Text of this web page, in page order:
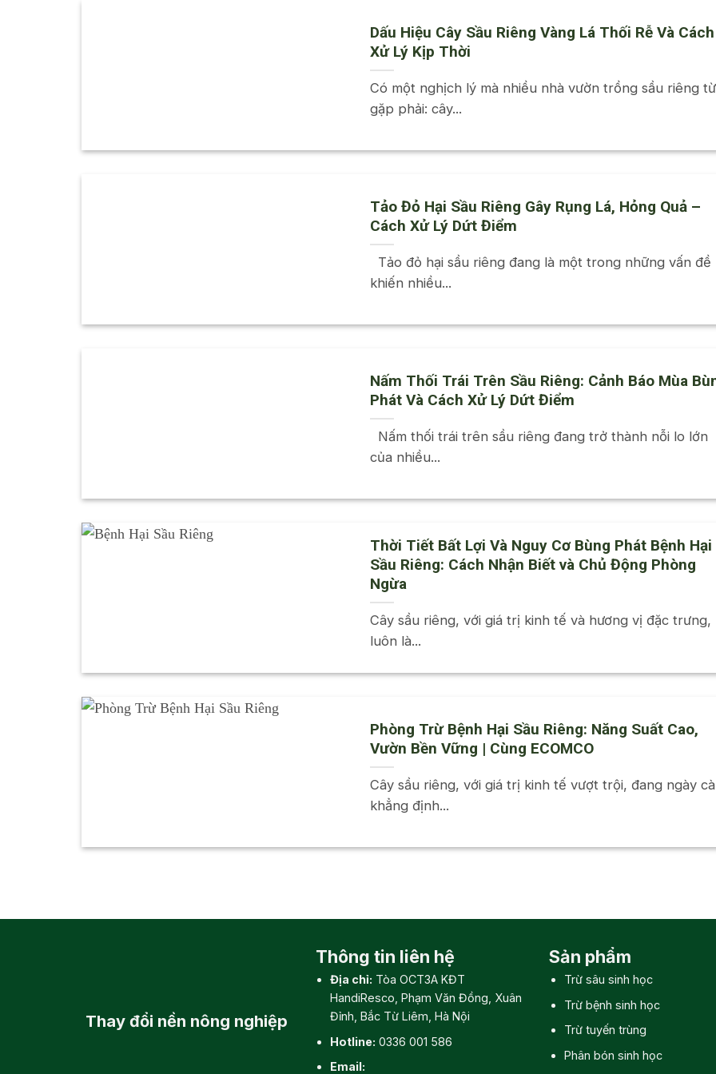
Dấu Hiệu Cây Sầu Riêng Vàng Lá Thối Rễ Và Cách
Xử Lý Kịp Thời
Có một nghịch lý mà nhiều nhà vườn trồng sầu riêng
gặp phải: cây...
Tảo Đỏ Hại Sầu Riêng Gây Rụng Lá, Hỏng Quả –
Cách Xử Lý Dứt Điểm
Tảo đỏ hại sầu riêng đang là một trong những vấn đề
khiến nhiều...
Nấm Thối Trái Trên Sầu Riêng: Cảnh Báo Mùa
Phát Và Cách Xử Lý Dứt Điểm
Nấm thối trái trên sầu riêng đang trở thành nỗi lo lớn
của nhiều...
Thời Tiết Bất Lợi Và Nguy Cơ Bùng Phát Bệnh Hại
Sầu Riêng: Cách Nhận Biết và Chủ Động Phòng
Ngừa
Cây sầu riêng, với giá trị kinh tế và hương vị đặc trưng,
luôn là...
Phòng Trừ Bệnh Hại Sầu Riêng: Năng Suất Cao,
Vườn Bền Vững | Cùng ECOMCO
Cây sầu riêng, với giá trị kinh tế vượt trội, đang ngày
khẳng định...
Thay đổi nền nông nghiệp
Thông tin liên hệ
Địa chỉ: Tòa OCT3A KĐT
HandiResco, Phạm Văn Đồng, Xuân
Đỉnh, Bắc Từ Liêm, Hà Nội
Hotline: 0336 001 586
Email:
Sản phẩm
Trừ sâu sinh học
Trừ bệnh sinh học
Trừ tuyến trùng
Phân bón sinh học